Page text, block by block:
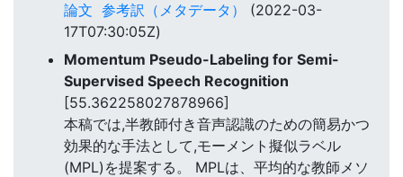
論文 参考訳（メタデータ）
(2022-03-
17T07:30:05Z)
Momentum Pseudo-Labeling for Semi-
Supervised Speech Recognition
[55.362258027878966]
本稿では,半教師付き音声認識のための簡易かつ
効果的な手法として,モーメント擬似ラベル
(MPL)を提案する。 MPLは、平均的な教師メソ